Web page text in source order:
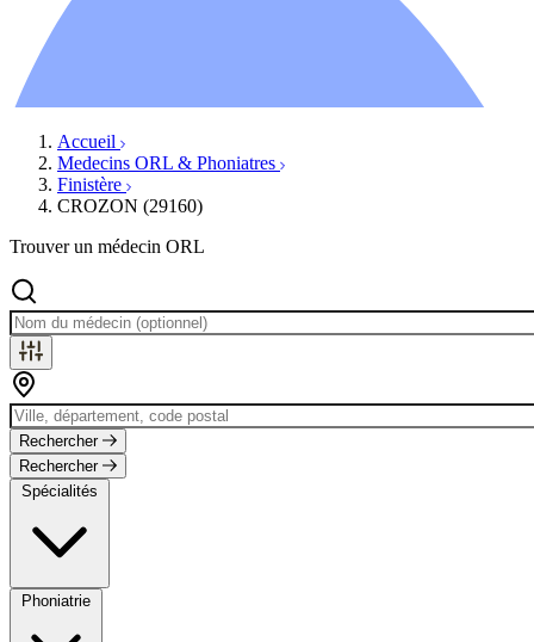
Évènements
Accueil
Medecins ORL & Phoniatres
Finistère
CROZON (29160)
Trouver un médecin ORL
Rechercher
Rechercher
Spécialités
Phoniatrie